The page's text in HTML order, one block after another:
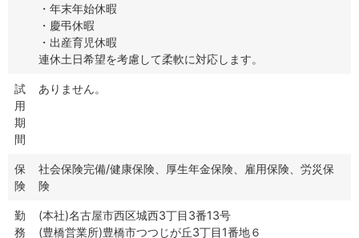
・年末年始休暇
・慶弔休暇
・出産育児休暇
連休土日希望を考慮して柔軟に対応します。
試
用
期
間
ありません。
保
険
社会保険完備/健康保険、厚生年金保険、雇用保険、労災保
険
勤
務
(本社)名古屋市西区城西3丁目3番13号
(豊橋営業所)豊橋市つつじが丘3丁目1番地６